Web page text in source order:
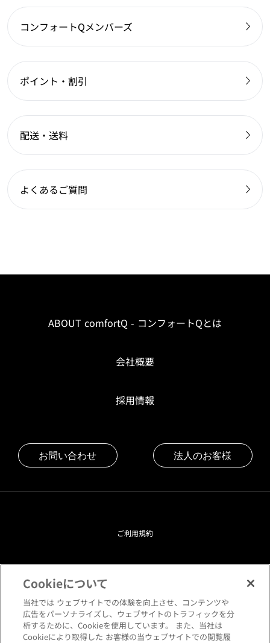
コンフォートQメンバーズ
ポイント・割引
配送・送料
よくあるご質問
ABOUT comfortQ - コンフォートQとは
会社概要
採用情報
お問い合わせ 法人のお客様
ご利用規約
プライバシーポリシー
クッキーポリシー
閲覧環境について
Cookieについて
当社では ウェブサイトでの体験を向上させ、コンテンツや
広告をパーソナライズし、ウェブサイトのトラフィックを分
析するために、Cookieを使用しています。 また、当社は
Cookieにより取得した お客様の当ウェブサイトでの閲覧履